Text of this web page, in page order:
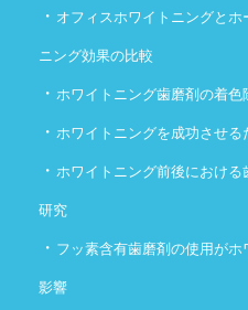
・ オフィスホワイトニングと
ニング効果の比較
・ ホワイトニング歯磨剤の着色
・ ホワイトニングを成功させる
・ ホワイトニング前後におけ
研究
・ フッ素含有歯磨剤の使用が
影響